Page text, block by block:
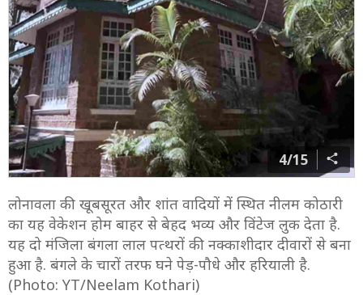
4/15
लोनावला की खूबसूरत और शांत वादियों में स्थित नीलम कोठारी
का यह वेकेशन होम बाहर से बेहद भव्य और विंटेज लुक देता है.
यह दो मंजिला बंगला लाल पत्थरों की नक्काशीदार दीवारों से बना
हुआ है. बंगले के चारों तरफ घने पेड़-पौधे और हरियाली है.
(Photo: YT/Neelam Kothari)